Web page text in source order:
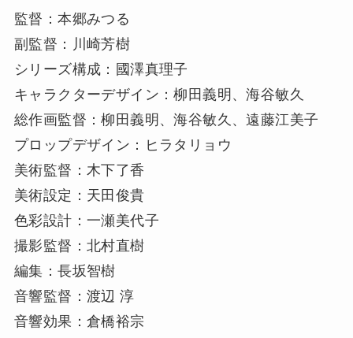
監督：本郷みつる
副監督：川崎芳樹
シリーズ構成：國澤真理子
キャラクターデザイン：柳田義明、海谷敏久
総作画監督：柳田義明、海谷敏久、遠藤江美子
プロップデザイン：ヒラタリョウ
美術監督：木下了香
美術設定：天田俊貴
色彩設計：一瀬美代子
撮影監督：北村直樹
編集：長坂智樹
音響監督：渡辺 淳
音響効果：倉橋裕宗